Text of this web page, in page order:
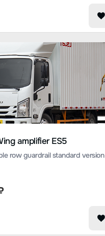
amplifier ES5
row guardrail standard version